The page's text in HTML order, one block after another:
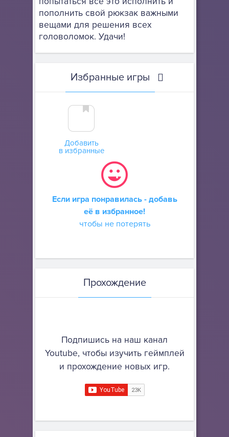
пополнить свой рюкзак важными
вещами для решения всех
головоломок. Удачи!
Избранные игры
Добавить
в избранные
Если игра понравилась - добавь
её в избранное!
чтобы не потерять
Прохождение
Подпишись на наш канал
Youtube, чтобы изучить геймплей
и прохождение новых игр.